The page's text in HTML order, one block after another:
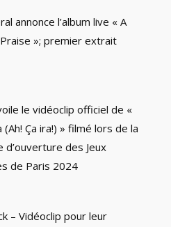
annonce l’album live « A
»; premier extrait
le vidéoclip officiel de «
(Ah! Ça ira!) » filmé lors de la
d’ouverture des Jeux
de Paris 2024
– Vidéoclip pour leur